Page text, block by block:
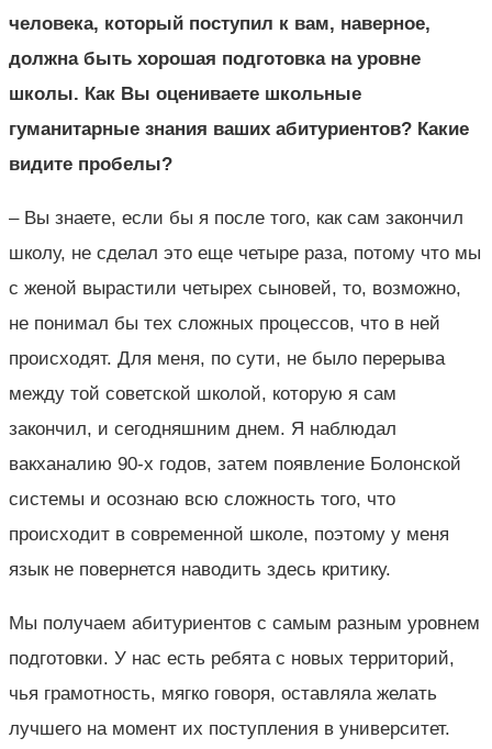
человека, который поступил к вам, наверное,
должна быть хорошая подготовка на уровне
школы. Как Вы оцениваете школьные
гуманитарные знания ваших абитуриентов? Какие
видите пробелы?
– Вы знаете, если бы я после того, как сам закончил
школу, не сделал это еще четыре раза, потому что мы
с женой вырастили четырех сыновей, то, возможно,
не понимал бы тех сложных процессов, что в ней
происходят. Для меня, по сути, не было перерыва
между той советской школой, которую я сам
закончил, и сегодняшним днем. Я наблюдал
вакханалию 90-х годов, затем появление Болонской
системы и осознаю всю сложность того, что
происходит в современной школе, поэтому у меня
язык не повернется наводить здесь критику.
Мы получаем абитуриентов с самым разным уровнем
подготовки. У нас есть ребята с новых территорий,
чья грамотность, мягко говоря, оставляла желать
лучшего на момент их поступления в университет.